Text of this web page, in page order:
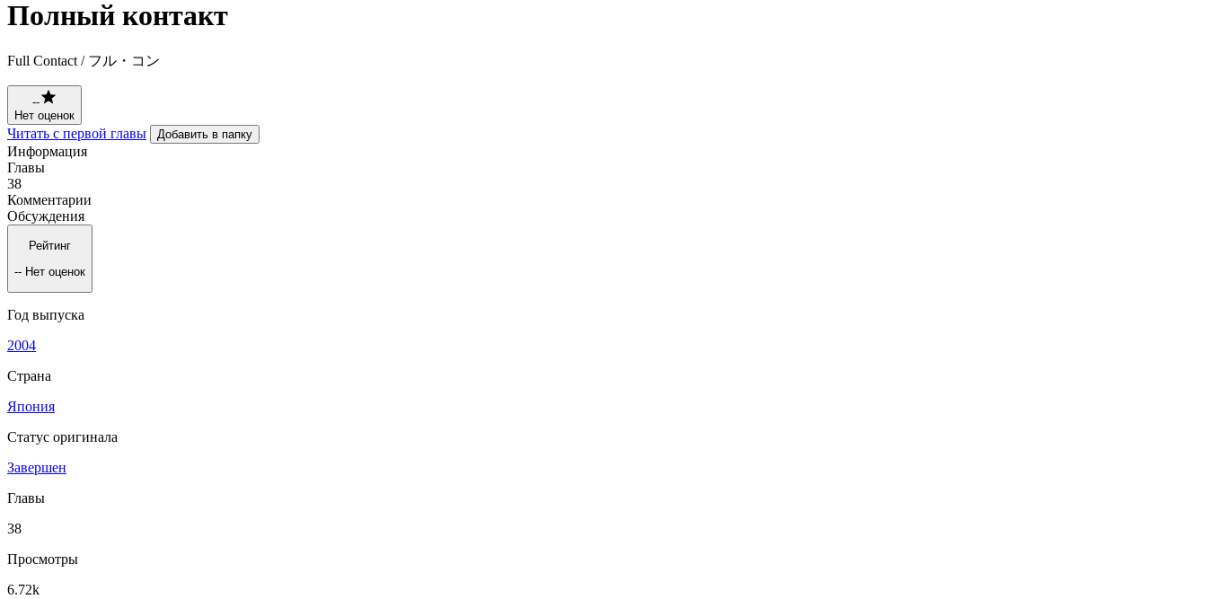
Полный контакт
Full Contact / フル・コン
--
Нет оценок
Читать с первой главы Добавить в папку
Информация
Главы
38
Комментарии
Обсуждения
Рейтинг
-- Нет оценок
Год выпуска
2004
Страна
Япония
Статус оригинала
Завершен
Главы
38
Просмотры
6.72k